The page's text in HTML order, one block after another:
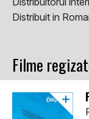
Distribuit in
Filme